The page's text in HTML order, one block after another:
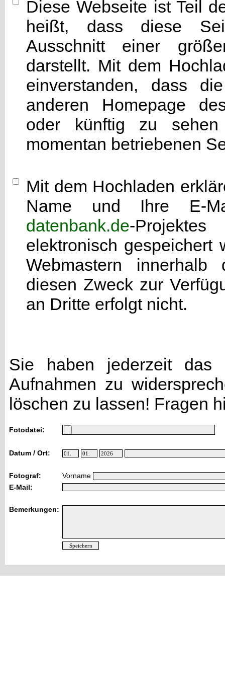
Diese Webseite ist Teil
heißt, dass diese
Ausschnitt einer
darstellt. Mit dem
einverstanden, dass
anderen Homepage
oder künftig zu
momentan betriebenen
Mit dem Hochladen
Name und Ihre E-
datenbank.de-
elektronisch gespeichert
Webmastern
diesen Zweck zur
an Dritte erfolgt nicht.
Sie haben jederzeit das
Aufnahmen zu
löschen zu lassen! Fragen
Fotodatei:
Datum / Ort:
Fotograf:
Vorname
E-Mail:
Bemerkungen: